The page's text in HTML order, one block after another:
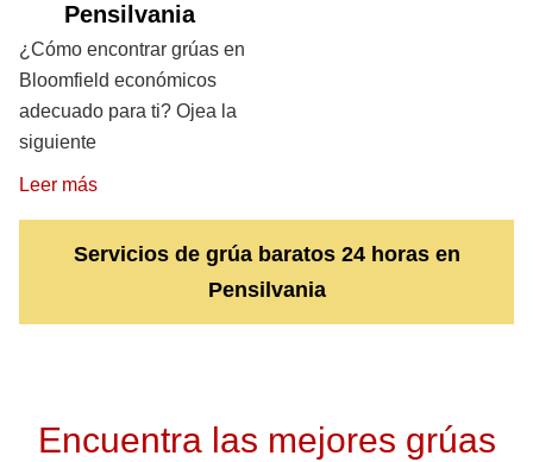
Pensilvania
¿Cómo encontrar grúas en
Bloomfield económicos
adecuado para ti? Ojea la
siguiente
Leer más
Servicios de grúa baratos 24 horas en
Pensilvania
Encuentra las mejores grúas